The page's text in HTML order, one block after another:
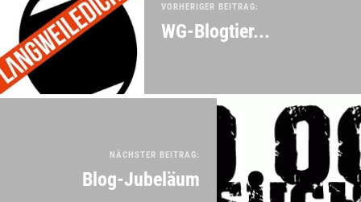
VORHERIGER BEITRAG:
WG-Blogtier...
NÄCHSTER BEITRAG:
Blog-Jubeläum